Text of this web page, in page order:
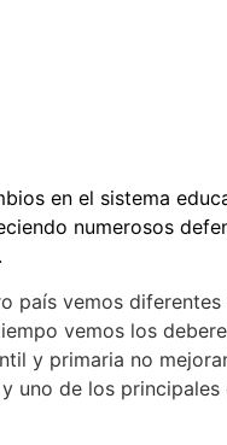
en el sistema
numerosos
país vemos
vemos los
y primaria no
uno de los